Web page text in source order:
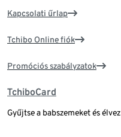
Kapcsolati űrlap
Tchibo Online fiók
Promóciós szabályzatok
TchiboCard
Gyűjtse a babszemeket és